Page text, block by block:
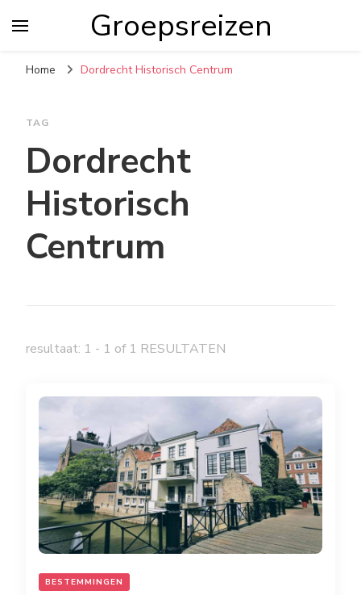
Groepsreizen
Home Dordrecht Historisch Centrum
TAG
Dordrecht
Historisch
Centrum
resultaat: 1 - 1 of 1 RESULTATEN
BESTEMMINGEN